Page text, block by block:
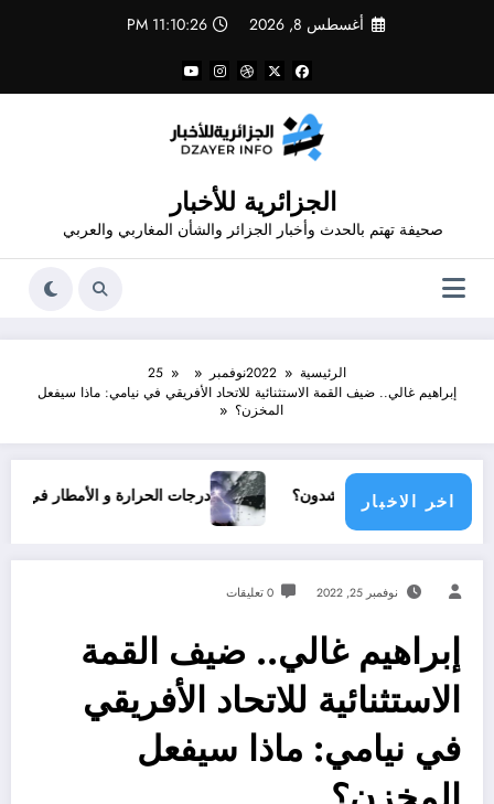
أغسطس 8, 2026 11:10:26 PM
الجزائرية للأخبار
صحيفة تهتم بالحدث وأخبار الجزائر والشأن المغاربي والعربي
الرئيسية 2022نوفمبر
25
️إبراهيم غالي.. ضيف القمة الاستثنائية للاتحاد الأفريقي في نيامي: ماذا سيفعل
المخزن؟
اخر الاخبار
دولي يناشدون؟ درجات الحرارة و الأمطار في سبتمبر 2026 في الجزائر
نوفمبر 25, 2022 0 تعليقات
️إبراهيم غالي.. ضيف القمة
الاستثنائية للاتحاد الأفريقي
في نيامي: ماذا سيفعل